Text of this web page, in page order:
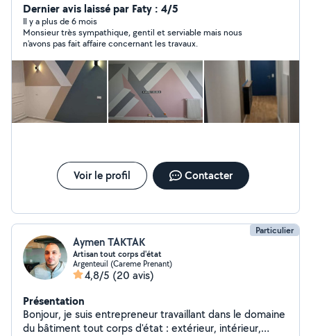
lino dalles pvc moquette. je parle un peu français mais
surtout en anglais ,
Dernier avis laissé par Faty : 4/5
Il y a plus de 6 mois
Monsieur très sympathique, gentil et serviable mais nous
n'avons pas fait affaire concernant les travaux.
Voir le profil Contacter
Particulier
Aymen TAKTAK
Artisan tout corps d'état
Argenteuil (Careme Prenant)
4,8/5 (20 avis)
Présentation
Bonjour, je suis entrepreneur travaillant dans le domaine
du bâtiment tout corps d'état : extérieur, intérieur,